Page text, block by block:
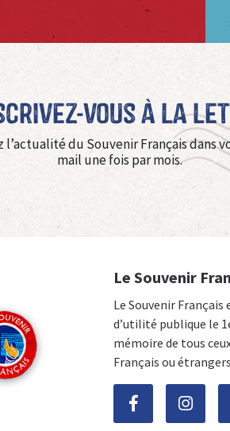
vous à La
l’actualité du Souvenir Français dans
mail une fois par mois.
Le Souvenir
Le Souvenir
d’utilité publique le
mémoire de tous
Français ou